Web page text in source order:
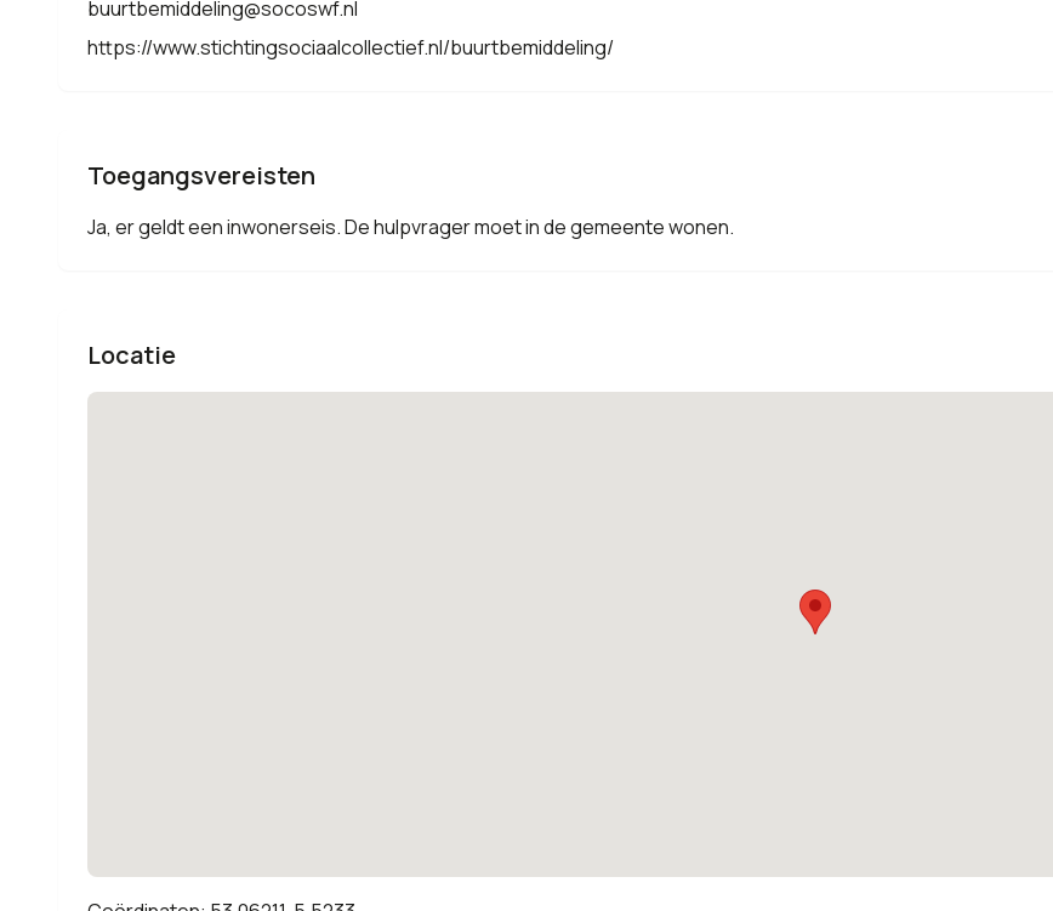
buurtbemiddeling@socoswf.nl
https://www.stichtingsociaalcollectief.nl/buurtbemiddeling/
Toegangsvereisten
Ja, er geldt een inwonerseis. De hulpvrager moet in de gemeente wonen.
Locatie